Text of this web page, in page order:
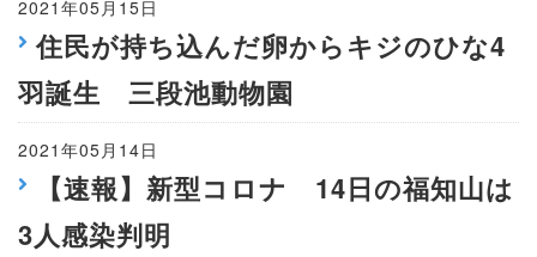
2021年05月15日
住民が持ち込んだ卵からキジのひな4
羽誕生 三段池動物園
2021年05月14日
【速報】新型コロナ 14日の福知山は
3人感染判明